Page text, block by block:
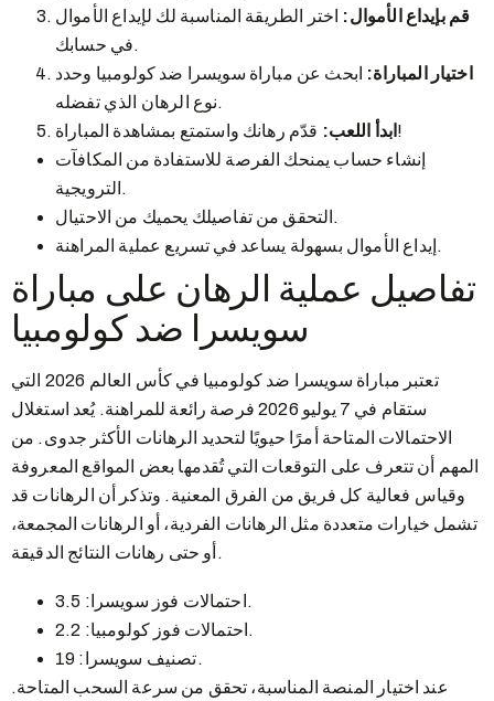
قم بإيداع الأموال: اختر الطريقة المناسبة لك لإيداع الأموال
في حسابك.
اختيار المباراة: ابحث عن مباراة سويسرا ضد كولومبيا وحدد
نوع الرهان الذي تفضله.
ابدأ اللعب: قدّم رهانك واستمتع بمشاهدة المباراة!
إنشاء حساب يمنحك الفرصة للاستفادة من المكافآت
الترويجية.
التحقق من تفاصيلك يحميك من الاحتيال.
إيداع الأموال بسهولة يساعد في تسريع عملية المراهنة.
تفاصيل عملية الرهان على مباراة
سويسرا ضد كولومبيا
تعتبر مباراة سويسرا ضد كولومبيا في كأس العالم 2026 التي
ستقام في 7 يوليو 2026 فرصة رائعة للمراهنة. يُعد استغلال
الاحتمالات المتاحة أمرًا حيويًا لتحديد الرهانات الأكثر جدوى. من
المهم أن تتعرف على التوقعات التي تُقدمها بعض المواقع المعروفة
وقياس فعالية كل فريق من الفرق المعنية. وتذكر أن الرهانات قد
تشمل خيارات متعددة مثل الرهانات الفردية، أو الرهانات المجمعة،
أو حتى رهانات النتائج الدقيقة.
احتمالات فوز سويسرا: 3.5.
احتمالات فوز كولومبيا: 2.2.
تصنيف سويسرا: 19.
عند اختيار المنصة المناسبة، تحقق من سرعة السحب المتاحة.